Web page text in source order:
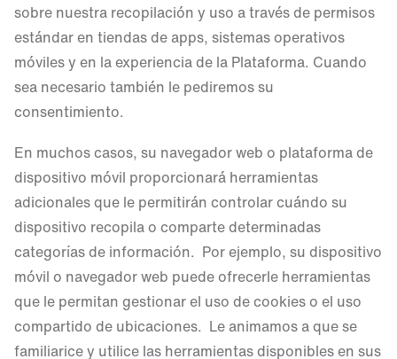
sobre nuestra recopilación y uso a través de permisos
estándar en tiendas de apps, sistemas operativos
móviles y en la experiencia de la Plataforma. Cuando
sea necesario también le pediremos su
consentimiento.
En muchos casos, su navegador web o plataforma de
dispositivo móvil proporcionará herramientas
adicionales que le permitirán controlar cuándo su
dispositivo recopila o comparte determinadas
categorías de información. Por ejemplo, su dispositivo
móvil o navegador web puede ofrecerle herramientas
que le permitan gestionar el uso de cookies o el uso
compartido de ubicaciones. Le animamos a que se
familiarice y utilice las herramientas disponibles en sus